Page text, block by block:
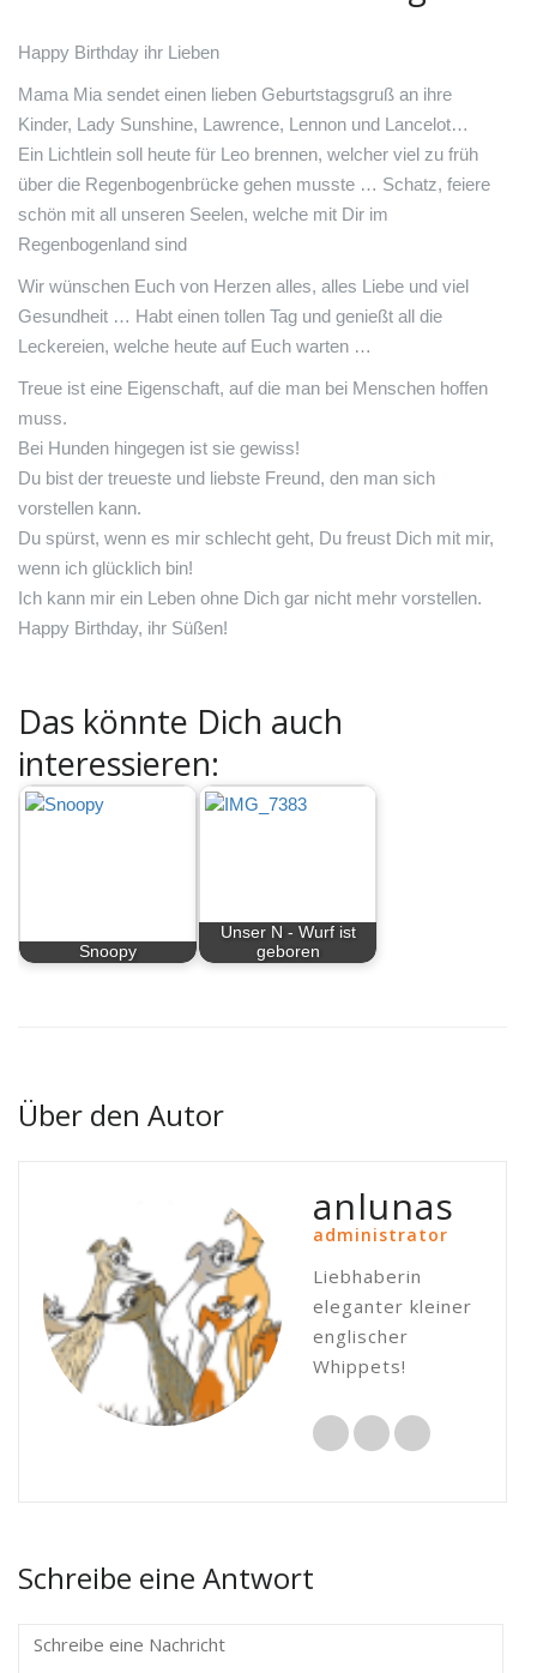
Happy Birthday ihr Lieben
Mama Mia sendet einen lieben Geburtstagsgruß an ihre
Kinder, Lady Sunshine, Lawrence, Lennon und Lancelot…
Ein Lichtlein soll heute für Leo brennen, welcher viel zu früh
über die Regenbogenbrücke gehen musste … Schatz, feiere
schön mit all unseren Seelen, welche mit Dir im
Regenbogenland sind
Wir wünschen Euch von Herzen alles, alles Liebe und viel
Gesundheit … Habt einen tollen Tag und genießt all die
Leckereien, welche heute auf Euch warten …
Treue ist eine Eigenschaft, auf die man bei Menschen hoffen
muss.
Bei Hunden hingegen ist sie gewiss!
Du bist der treueste und liebste Freund, den man sich
vorstellen kann.
Du spürst, wenn es mir schlecht geht, Du freust Dich mit mir,
wenn ich glücklich bin!
Ich kann mir ein Leben ohne Dich gar nicht mehr vorstellen.
Happy Birthday, ihr Süßen!
Das könnte Dich auch
interessieren:
Snoopy
Unser N - Wurf ist
geboren
Über den Autor
anlunas
administrator
Liebhaberin
eleganter kleiner
englischer
Whippets!
Schreibe eine Antwort